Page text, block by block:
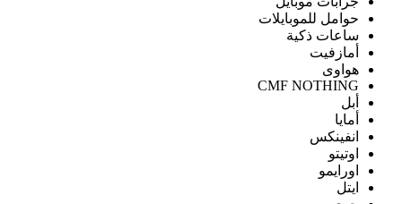
حوامل للموبايلات
ساعات ذكية
أمازفيت
هواوى
CMF NOTHING
أبل
أمايا
انفينكس
اوتيتو
اورايمو
ايتل